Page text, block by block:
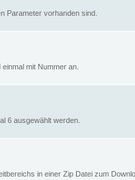
Parameter vorhanden sind.
mit Nummer an.
6 ausgewählt werden.
in einer Zip Datei zum